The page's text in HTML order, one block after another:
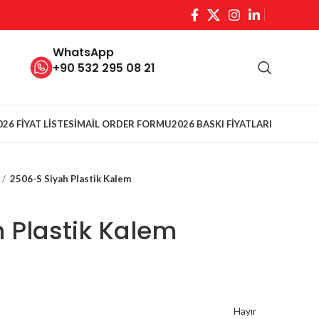
WhatsApp
+90 532 295 08 21
FİYAT LİSTESİMAİL ORDER FORMU2026 BASKI FİYATLARI
2506-S Siyah Plastik Kalem
Plastik Kalem
Hayır